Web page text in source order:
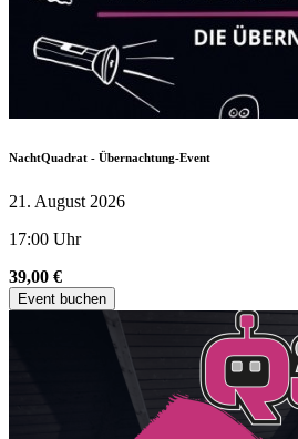
NachtQuadrat - Übernachtung-Event
21. August 2026
17:00 Uhr
39,00 €
Event buchen